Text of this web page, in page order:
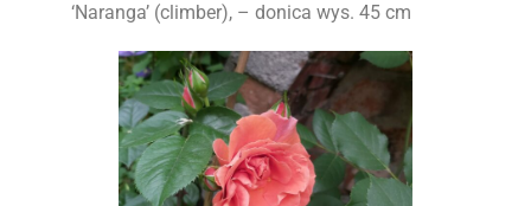
‘Naranga’ (climber), – donica wys. 45 cm